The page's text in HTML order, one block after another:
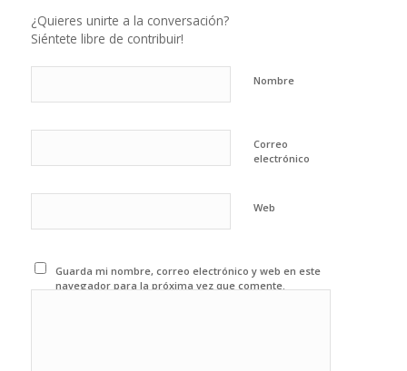
¿Quieres unirte a la conversación?
Siéntete libre de contribuir!
Nombre
Correo
electrónico
Web
Guarda mi nombre, correo electrónico y web en este
navegador para la próxima vez que comente.